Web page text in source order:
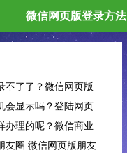
微信网页版登录方法
不了了？微信网页版
会显示吗？登陆网页
办理的呢？微信商业
友圈 微信网页版朋友